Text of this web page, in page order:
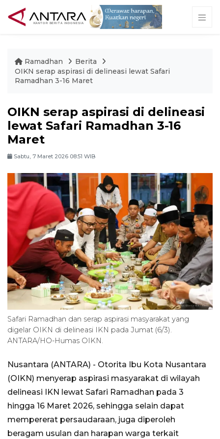
Ramadhan
Berita
OIKN serap aspirasi di delineasi lewat Safari
Ramadhan 3-16 Maret
OIKN serap aspirasi di delineasi
lewat Safari Ramadhan 3-16
Maret
Sabtu, 7 Maret 2026 08:51 WIB
Safari Ramadhan dan serap aspirasi masyarakat yang
digelar OIKN di delineasi IKN pada Jumat (6/3).
ANTARA/HO-Humas OIKN.
Nusantara (ANTARA) - Otorita Ibu Kota Nusantara
(OIKN) menyerap aspirasi masyarakat di wilayah
delineasi IKN lewat Safari Ramadhan pada 3
hingga 16 Maret 2026, sehingga selain dapat
mempererat persaudaraan, juga diperoleh
beragam usulan dan harapan warga terkait